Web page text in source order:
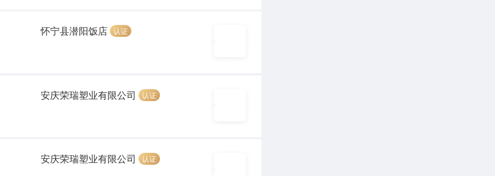
怀宁县潜阳饭店 认证
安庆荣瑞塑业有限公司 认证
安庆荣瑞塑业有限公司 认证